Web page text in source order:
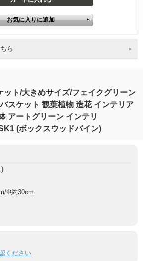
ら
ット/大きめサイズ/フェイクグリーン
スケット 観葉植物 造花 インテリア
アートグリーン インテリ
(ボックスウッドバイン)
Φ約30cm
ください